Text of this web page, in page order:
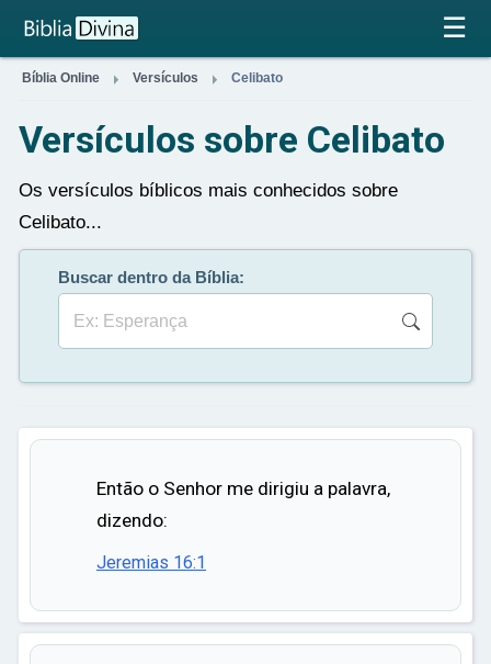
×
☰
Bíblia Online  Versículos  Celibato
Versículos sobre Celibato
Os versículos bíblicos mais conhecidos sobre
Celibato...
Buscar dentro da Bíblia:
Então o Senhor me dirigiu a palavra,
dizendo:
Jeremias 16:1